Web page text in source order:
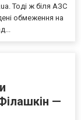
Тоді ж біля АЗС
обмеження на
—